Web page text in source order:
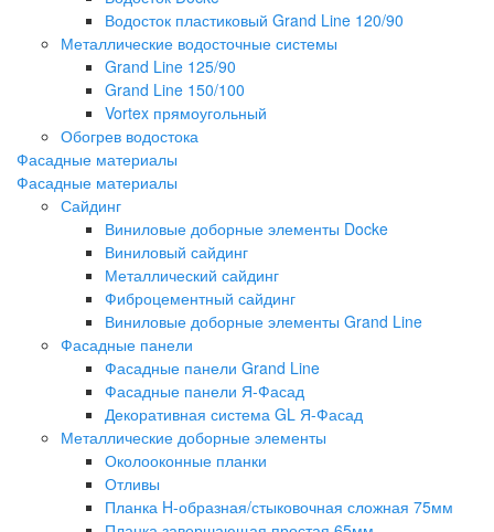
Водосток пластиковый Grand Line 120/90
Металлические водосточные системы
Grand Line 125/90
Grand Line 150/100
Vortex прямоугольный
Обогрев водостока
Фасадные материалы
Фасадные материалы
Сайдинг
Виниловые доборные элементы Docke
Виниловый сайдинг
Металлический сайдинг
Фиброцементный сайдинг
Виниловые доборные элементы Grand Line
Фасадные панели
Фасадные панели Grand Line
Фасадные панели Я-Фасад
Декоративная система GL Я-Фасад
Металлические доборные элементы
Околооконные планки
Отливы
Планка H-образная/стыковочная сложная 75мм